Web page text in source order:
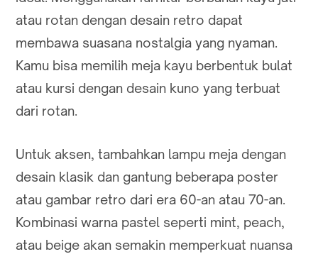
atau rotan dengan desain retro dapat
membawa suasana nostalgia yang nyaman.
Kamu bisa memilih meja kayu berbentuk bulat
atau kursi dengan desain kuno yang terbuat
dari rotan.
Untuk aksen, tambahkan lampu meja dengan
desain klasik dan gantung beberapa poster
atau gambar retro dari era 60-an atau 70-an.
Kombinasi warna pastel seperti mint, peach,
atau beige akan semakin memperkuat nuansa